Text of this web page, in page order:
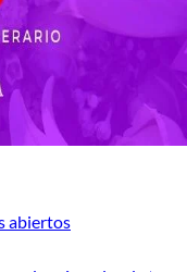
abiertos